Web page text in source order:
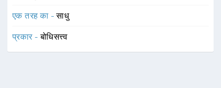
एक तरह का -साधु
प्रकार -बोधिसत्त्व